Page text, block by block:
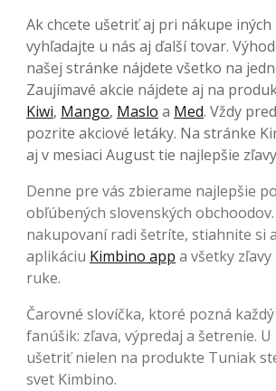
Ak chcete ušetriť aj pri nákupe
vyhľadajte u nás aj ďalší tovar.
našej stránke nájdete všetko na
Zaujímavé akcie nájdete aj na
Kiwi, Mango, Maslo a Med. Vždy
pozrite akciové letáky. Na stránke
aj v mesiaci August tie najlepšie
Denne pre vás zbierame najlepšie
obľúbených slovenských
nakupovaní radi šetríte, stiahnite si
aplikáciu Kimbino app a všetky
ruke.
Čarovné slovíčka, ktoré pozná
fanúšik: zľava, výpredaj a šetrenie.
ušetriť nielen na produkte Tuniak
svet Kimbino.